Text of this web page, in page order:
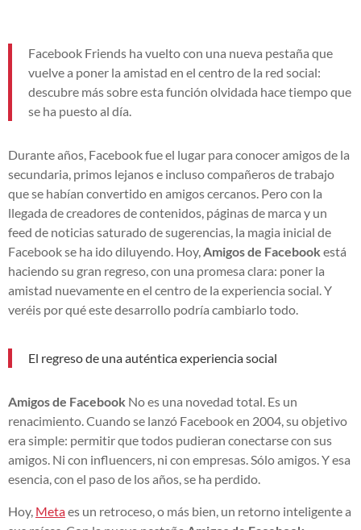
Facebook Friends ha vuelto con una nueva pestaña que
vuelve a poner la amistad en el centro de la red social:
descubre más sobre esta función olvidada hace tiempo que
se ha puesto al día.
Durante años, Facebook fue el lugar para conocer amigos de la
secundaria, primos lejanos e incluso compañeros de trabajo
que se habían convertido en amigos cercanos. Pero con la
llegada de creadores de contenidos, páginas de marca y un
feed de noticias saturado de sugerencias, la magia inicial de
Facebook se ha ido diluyendo. Hoy, Amigos de Facebook está
haciendo su gran regreso, con una promesa clara: poner la
amistad nuevamente en el centro de la experiencia social. Y
veréis por qué este desarrollo podría cambiarlo todo.
El regreso de una auténtica experiencia social
Amigos de Facebook No es una novedad total. Es un
renacimiento. Cuando se lanzó Facebook en 2004, su objetivo
era simple: permitir que todos pudieran conectarse con sus
amigos. Ni con influencers, ni con empresas. Sólo amigos. Y esa
esencia, con el paso de los años, se ha perdido.
Hoy, Metaes un retroceso, o más bien, un retorno inteligente a